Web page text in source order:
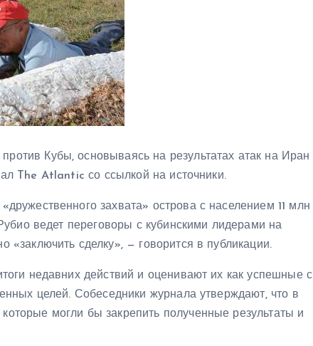
Кубы, основываясь на результатах атак на Иран
The Atlantic со ссылкой на источники.
захвата» острова с населением 11 млн
ведет переговоры с кубинскими лидерами на
«заключить сделку», — говорится в публикации.
недавних действий и оценивают их как успешные с
целей. Собеседники журнала утверждают, что в
могли бы закрепить полученные результаты и